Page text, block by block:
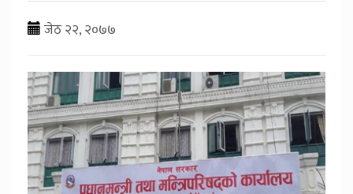
जेठ २२, २०७७